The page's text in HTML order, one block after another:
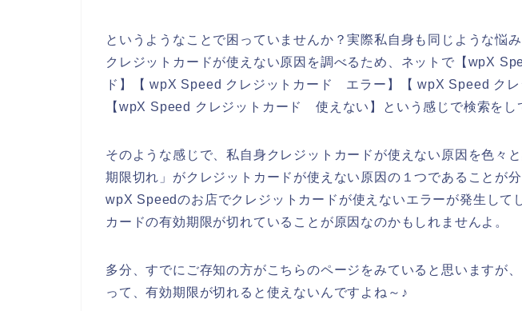
というようなことで困っていませんか？実際私自身も同じような悩
クレジットカードが使えない原因を調べるため、ネットで【wpX
ド】【 wpX Speed クレジットカード エラー】【 wpX Speed ク
【wpX Speed クレジットカード 使えない】という感じで検索をし
そのような感じで、私自身クレジットカードが使えない原因を色々
期限切れ」がクレジットカードが使えない原因の１つであることが分
wpX Speedのお店でクレジットカードが使えないエラーが発生して
カードの有効期限が切れていることが原因なのかもしれませんよ。
多分、すでにご存知の方がこちらのページをみていると思いますが
って、有効期限が切れると使えないんですよね～♪